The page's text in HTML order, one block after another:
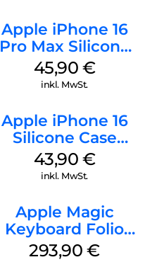
Apple iPhone 16
Pro Max Silicone
Case MagSafe
Ultramarine
45,90 €
inkl. MwSt.
Apple iPhone 16
Silicone Case
MagSafe Plum
43,90 €
inkl. MwSt.
Apple Magic
Keyboard Folio
iPad 10.9″ (10.Gen.)
293,90€